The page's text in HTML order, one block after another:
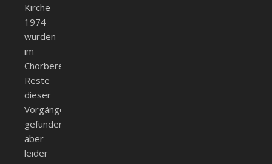
Kirche
1974
wurden
im
Chorbereich
Reste
dieser
Vorgängerbebauung
gefunden,
aber
leider